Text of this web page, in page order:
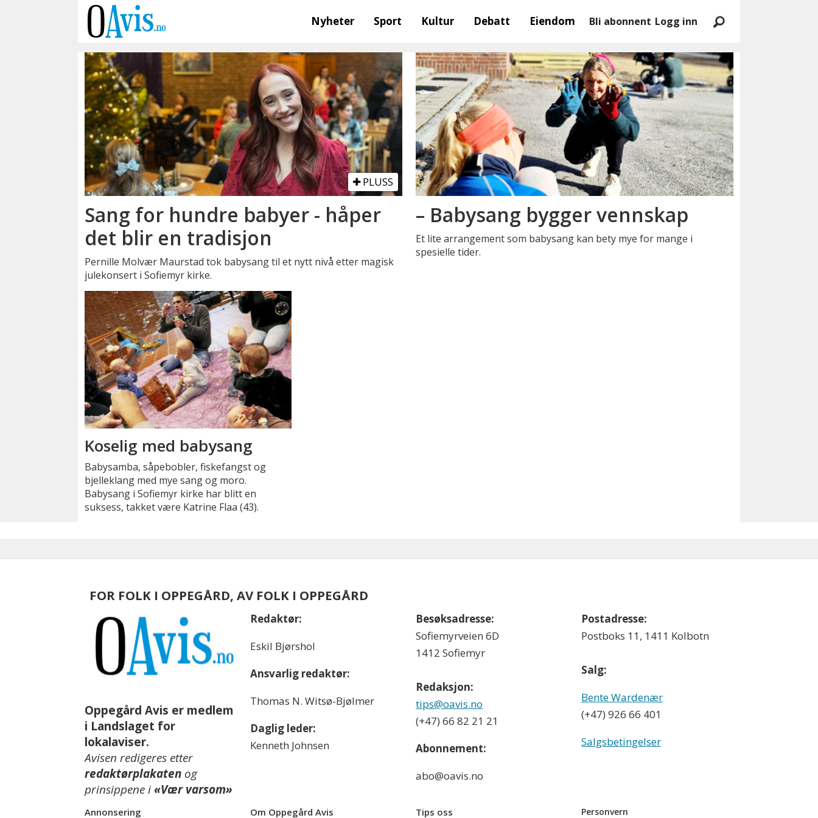
Nyheter Sport Kultur Debatt Eiendom Bli abonnent Logg inn
babysang
PLUSS
Sang for hundre babyer - håper
det blir en tradisjon
Pernille Molvær Maurstad tok babysang til et nytt nivå etter magisk
julekonsert i Sofiemyr kirke.
– Babysang bygger vennskap
Et lite arrangement som babysang kan bety mye for mange i
spesielle tider.
Koselig med babysang
Babysamba, såpebobler, fiskefangst og
bjelleklang med mye sang og moro.
Babysang i Sofiemyr kirke har blitt en
suksess, takket være Katrine Flaa (43).
FOR FOLK I OPPEGÅRD, AV FOLK I OPPEGÅRD
Oppegård Avis er medlem
i Landslaget for
lokalaviser.
Avisen redigeres etter
redaktørplakaten og
prinsippene i«Vær varsom»
Redaktør:
Eskil Bjørshol
Ansvarlig redaktør:
Thomas N. Witsø-Bjølmer
Daglig leder:
Kenneth Johnsen
Besøksadresse:
Sofiemyrveien 6D
1412 Sofiemyr
Redaksjon:
tips@oavis.no
(+47) 66 82 21 21
Abonnement:
abo@oavis.no
Postadresse:
Postboks 11, 1411 Kolbotn
Salg:
Bente Wardenær
(+47) 926 66 401
Salgsbetingelser
Annonsering Om Oppegård Avis Tips oss Personvern